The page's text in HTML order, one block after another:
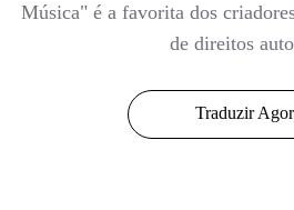
Música" é a favorita dos
de direitos
Traduzir